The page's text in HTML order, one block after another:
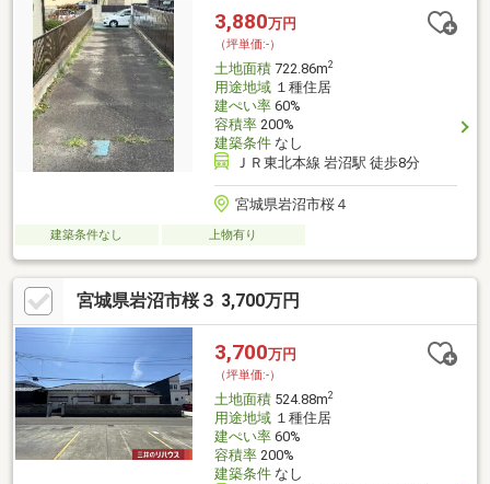
無■ ご希望の住まい探しをお手伝いします ━━━━━・・・物件
の詳細・ご相談はお気軽にお問い合わせください。
3,880万円
（坪単価:-）
土地面積722.86m2
用途地域１種住居
建ぺい率60%
容積率200%
建築条件なし
ＪＲ東北本線 岩沼駅 徒歩8分
宮城県岩沼市桜４
建築条件なし 上物有り
宮城県岩沼市桜３ 3,700万円
3,700万円
（坪単価:-）
土地面積524.88m2
用途地域１種住居
建ぺい率60%
容積率200%
建築条件なし